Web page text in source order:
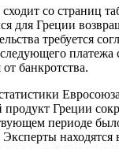
сходит со страниц
для Греции
требуется
платежа
банкротства.
Греции
периоде